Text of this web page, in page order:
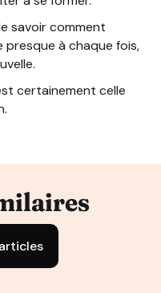
savoir comment
à chaque fois,
certainement celle